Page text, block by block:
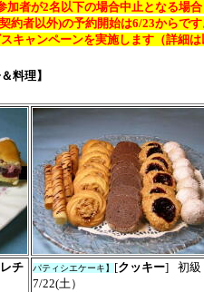
加者が2名以下の場合中止となる場合
約者以外)の予約開始は6/23からです
キャンペーンを実施します（詳細
料理】
チ
パティシエケーキ】 [クッキー]
初級
7/22(土）